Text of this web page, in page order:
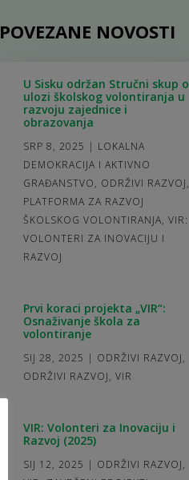
POVEZANE NOVOSTI
U Sisku održan Stručni skup o
ulozi školskog volontiranja u
razvoju zajednice i
obrazovanja
SRP 8, 2025 | LOKALNA
DEMOKRACIJA I AKTIVNO
GRAĐANSTVO, ODRŽIVI RAZVOJ,
PLATFORMA ZA RAZVOJ
ŠKOLSKOG VOLONTIRANJA, VIR:
VOLONTERI ZA INOVACIJU I
RAZVOJ
Prvi koraci projekta „VIR“:
Osnaživanje škola za
volontiranje
SIJ 28, 2025 | ODRŽIVI RAZVOJ,
ODRŽIVI RAZVOJ, VIR
VIR: Volonteri za Inovaciju i
Razvoj (2025)
SIJ 12, 2025 | ODRŽIVI RAZVOJ,